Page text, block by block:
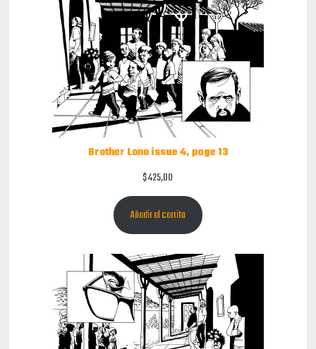
Brother Lono issue 4, page 13
$425,00
Añadir al carrito